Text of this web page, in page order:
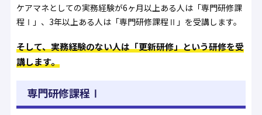
ケアマネとしての実務経験が6ヶ月以上ある人は「専門研修課
程Ⅰ」、3年以上ある人は「専門研修課程Ⅱ」を受講します。
そして、実務経験のない人は「更新研修」という研修を受
講します。
専門研修課程Ⅰ